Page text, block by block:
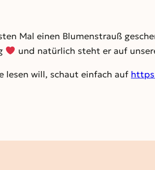
Mal einen Blumenstrauß
und natürlich steht er auf
lesen will, schaut einfach auf